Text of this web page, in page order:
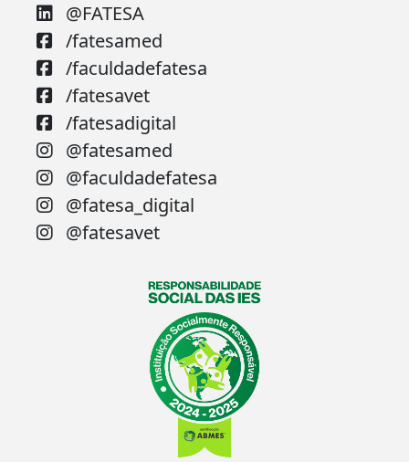
@FATESA
/fatesamed
/faculdadefatesa
/fatesavet
/fatesadigital
@fatesamed
@faculdadefatesa
@fatesa_digital
@fatesavet